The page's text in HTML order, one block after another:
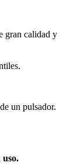
gran calidad y
un pulsador.
uso.